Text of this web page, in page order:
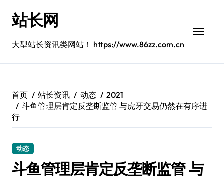
站长网
大型站长资讯类网站！ https://www.86zz.com.cn
首页 站长资讯 动态
2021
斗鱼管理层肯定反垄断监管 与虎牙交易仍然在有序进
行
动态
斗鱼管理层肯定反垄断监管 与